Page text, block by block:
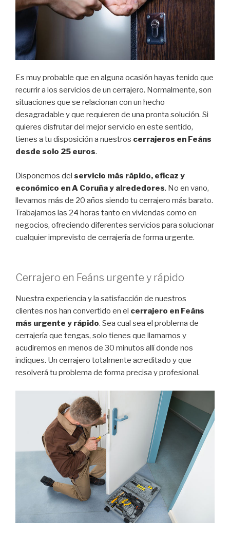
Es muy probable que en alguna ocasión hayas tenido que
recurrir a los servicios de un cerrajero. Normalmente, son
situaciones que se relacionan con un hecho
desagradable y que requieren de una pronta solución. Si
quieres disfrutar del mejor servicio en este sentido,
tienes a tu disposición a nuestros cerrajeros en Feáns
desde solo 25 euros.
Disponemos del servicio más rápido, eficaz y
económico en A Coruña y alrededores. No en vano,
llevamos más de 20 años siendo tu cerrajero más barato.
Trabajamos las 24 horas tanto en viviendas como en
negocios, ofreciendo diferentes servicios para solucionar
cualquier imprevisto de cerrajería de forma urgente.
Cerrajero en Feáns urgente y rápido
Nuestra experiencia y la satisfacción de nuestros
clientes nos han convertido en el cerrajero en Feáns
más urgente y rápido. Sea cual sea el problema de
cerrajería que tengas, solo tienes que llamarnos y
acudiremos en menos de 30 minutos allí donde nos
indiques. Un cerrajero totalmente acreditado y que
resolverá tu problema de forma precisa y profesional.